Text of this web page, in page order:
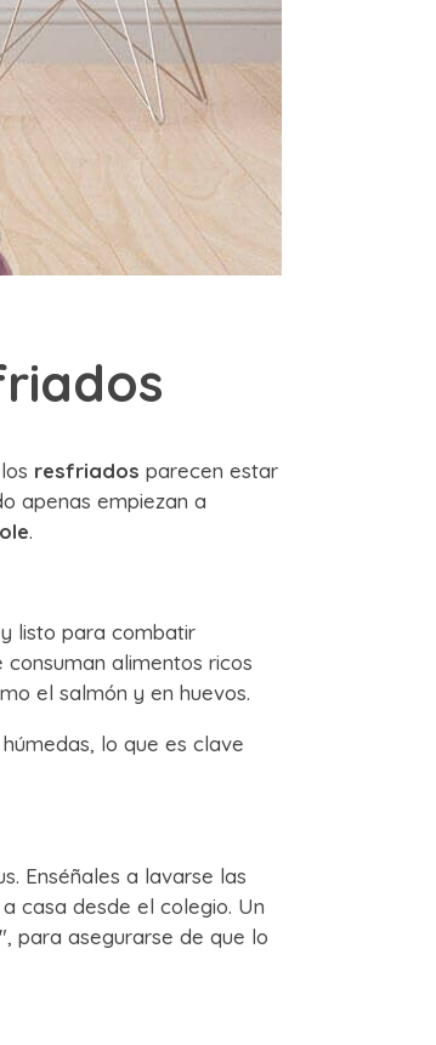
resfriados parecen estar
apenas empiezan a
.
listo para combatir
alimentos ricos
el salmón y en huevos.
lo que es clave
Enséñales a lavarse las
casa desde el colegio. Un
para asegurarse de que lo